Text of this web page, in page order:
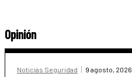
Opinión
Noticias Seguridad 9 agosto, 2026